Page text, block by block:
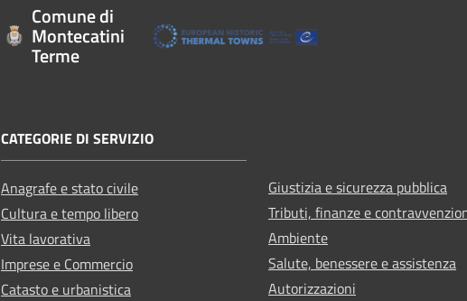
Comune di
Montecatini
Terme
CATEGORIE DI SERVIZIO
Anagrafe e stato civile
Cultura e tempo libero
Vita lavorativa
Imprese e Commercio
Catasto e urbanistica
Giustizia e sicurezza pubblica
Tributi, finanze e
Ambiente
Salute, benessere e assistenza
Autorizzazioni